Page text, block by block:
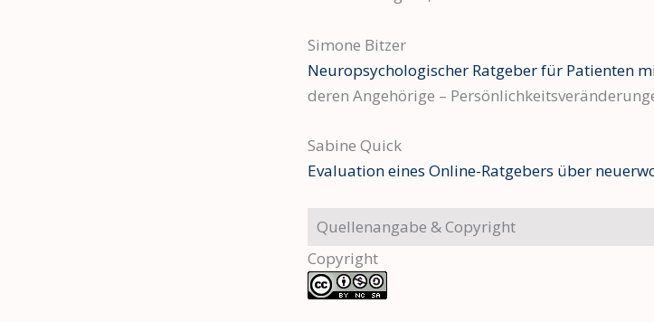
Simone Bitzer
Neuropsychologischer Ratgeber für Patienten
deren Angehörige –
Sabine Quick
Evaluation eines Online-Ratgebers über
Quellenangabe & Copyright
Copyright